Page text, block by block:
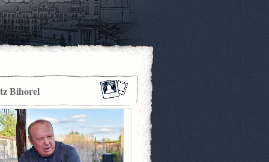
Bihorel